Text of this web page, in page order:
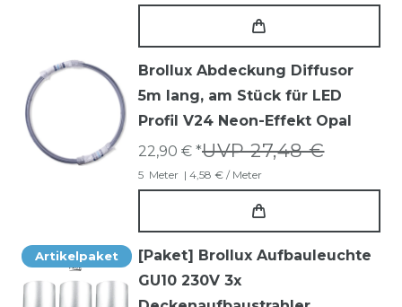
Brollux Abdeckung Diffusor
5m lang, am Stück für LED
Profil V24 Neon-Effekt Opal
UVP 27,48 €
22,90 € *
5 Meter | 4,58 € / Meter
Artikelpaket
[Paket] Brollux Aufbauleuchte
GU10 230V 3x